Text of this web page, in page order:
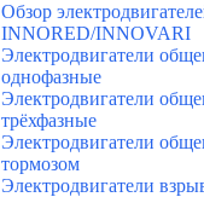
Обзор
INNORED/INNOVARI
Электродвигатели
однофазные
Электродвигатели
трёхфазные
Электродвигатели
тормозом
Электродвигатели